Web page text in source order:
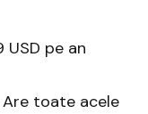
pe an
Are toate acele